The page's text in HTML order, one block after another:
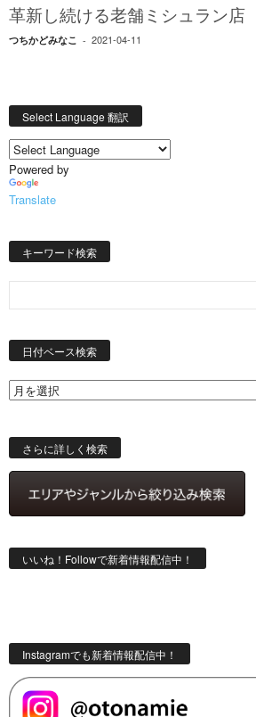
革新し続ける老舗ミシュラン
つちかどみなこ - 2021-04-11
Select Language 翻訳
Powered by
Translate
キーワード検索
日付ベース検索
さらに詳しく検索
いいね！Followで新着情報配信中！
Instagramでも新着情報配信中！